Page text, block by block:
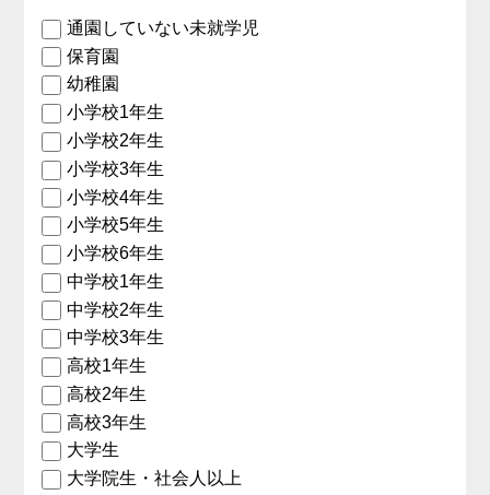
通園していない未就学児
保育園
幼稚園
小学校1年生
小学校2年生
小学校3年生
小学校4年生
小学校5年生
小学校6年生
中学校1年生
中学校2年生
中学校3年生
高校1年生
高校2年生
高校3年生
大学生
大学院生・社会人以上